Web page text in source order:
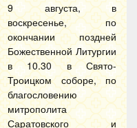
9 августа, в
воскресенье, по
окончании поздней
Божественной Литургии
в 10.30 в Свято-
Троицком соборе, по
благословению
митрополита
Саратовского и